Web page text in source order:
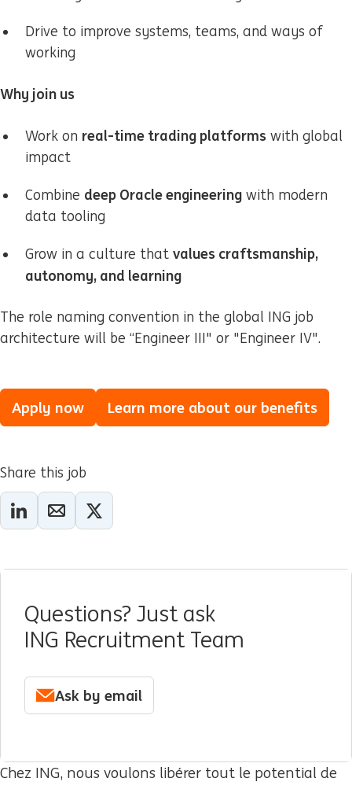
Drive to improve systems, teams, and ways of
working
Why join us
Work on real-time trading platforms with global
impact
Combine deep Oracle engineering with modern
data tooling
Grow in a culture that values craftsmanship,
autonomy, and learning
The role naming convention in the global ING job
architecture will be “Engineer III" or "Engineer IV".
Apply now Learn more about our benefits
Share this job
Questions? Just ask
ING Recruitment Team
Ask by email
Chez ING, nous voulons libérer tout le potential de